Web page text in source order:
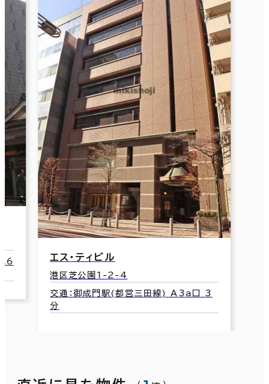
エス・ティビル
港区芝公園1-2-4
交通：御成門駅(都営三田線) A3a口 3
分